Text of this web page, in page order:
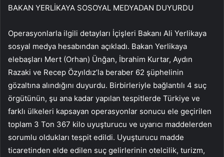
BAKAN YERLİKAYA SOSOYAL MEDYADAN DUYURDU
Operasyonlarla ilgili detayları İçişleri Bakanı Ali Yerlikaya
sosyal medya hesabından açıkladı. Bakan Yerlikaya
elebaşları Mert (Orhan) Ünğan, İbrahim Kurtar, Aydın
Razaki ve Recep Özyıldız’la beraber 62 şüphelinin
gözaltına alındığını duyurdu. Birbirleriyle bağlantılı 4 suç
örgütünün, şu ana kadar yapılan tespitlerde Türkiye ve
farklı ülkeleri kapsayan operasyonlar sonucu ele geçirilen
toplam 3 Ton 367 kilo uyuşturucu ve uyarıcı maddelerden
sorumlu oldukları tespit edildi. Uyuşturucu madde
ticaretinden elde edilen suç gelirlerinin otelcilik, turizm,